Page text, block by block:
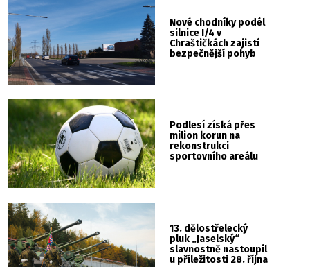
Nové chodníky podél
silnice I/4 v
Chraštičkách zajistí
bezpečnější pohyb
Podlesí získá přes
milion korun na
rekonstrukci
sportovního areálu
13. dělostřelecký
pluk „Jaselský“
slavnostně nastoupil
u příležitosti 28. října